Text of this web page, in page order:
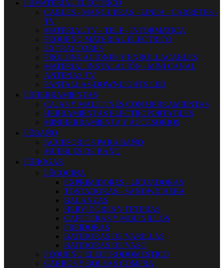
 MATERIAL ELECTRICO
CABLES - MANGUERAS - LINEA - CARRETES -
TV
MATERIAL TV - TELF - INFORMATICA
PEQUEÑO MATERIAL ELECTRICO
EXTRACTORES
PROLONGACIONES Y ENROLLACABLES
MATERIAL INSTALACIÓN - MINI CANAL
ANTENAS TV
PANTALLAS-DOWNLIGHTS LED
 HERRAMIENTAS
CAJAS Y MALETINES CON HERRAMIENTAS
HERRAMIENTAS ELECTROPORTATILES
MINIHERRAMIENTA Y ACCESORIOS
 BAÑO
ACCESORIOS PARA BAÑO
MUEBLES DE BAÑO
 HOGAR
 COCINA
EXPRIMIDORES - LICUADORAS
TOSTADORAS - SANDWICHERA
BALANZAS
HERVIDORES Y TETERAS
CAFETERAS Y MOLINILLOS
FREIDORAS
BATIDORAS DE VARILLAS
BATIDORAS DE VASO
PEQUEÑO ELECTRODOMESTICO
CARROS Y BOLSAS COMPRA